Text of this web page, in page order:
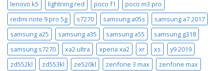
lenovo k5
lightning red poco f1
poco m3 pro
redmi note 9 pro 5g
s7270 samsung a05s
samsung a7 2017
samsung a25
samsung a35 samsung a55
samsung g318
samsung s7270
xa2 ultra xperia xa2 xr xs
y9 2019
zd552kl
zd553kl ze520kl zenfone 3 max zenfone max